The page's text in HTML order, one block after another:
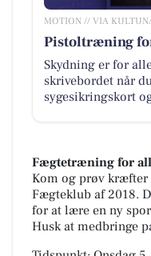
MOTION // VIA
Pistoltræning
Skydning er for
skrivebordet når
sygesikringskort
Fægtetræning for
Kom og prøv
Fægteklub af 2018.
for at lære en ny
Husk at medbringe